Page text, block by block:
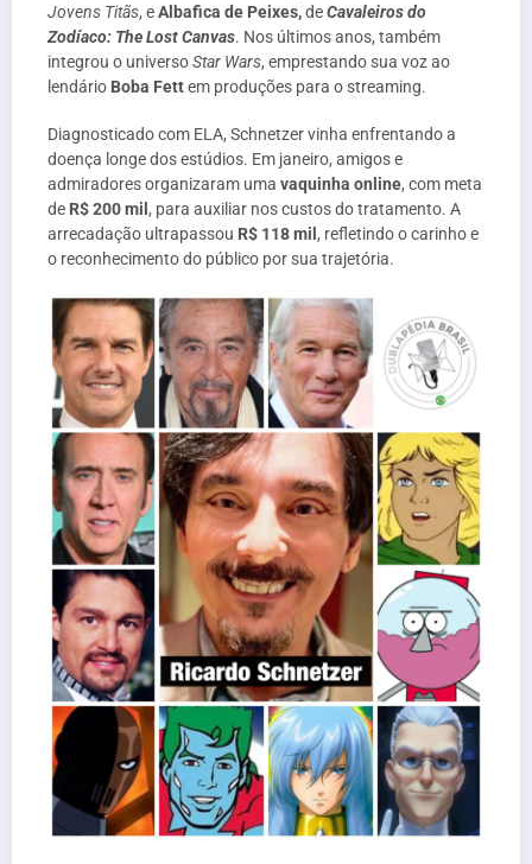
Jovens Titãs, eAlbafica de Peixes,deCavaleiros do
Zodíaco: The Lost Canvas. Nos últimos anos, também
integrou o universoStar Wars, emprestando sua voz ao
lendário Boba Fettem produções para o streaming.
Diagnosticado com ELA, Schnetzer vinha enfrentando a
doença longe dos estúdios. Em janeiro, amigos e
admiradores organizaram uma vaquinha online, com meta
de R$ 200 mil , para auxiliar nos custos do tratamento. A
arrecadação ultrapassou R$ 118 mil , refletindo o carinho e
o reconhecimento do público por sua trajetória.